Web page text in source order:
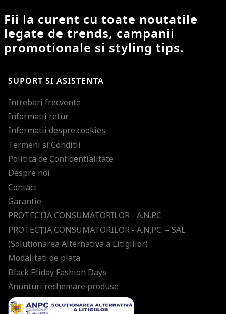
Fii la curent cu toate noutatile
legate de trends, campanii
promotionale si styling tips.
SUPORT SI ASISTENTA
Intrebari frecvente
Informatii retur
Informatii despre cookies
Termeni si Conditii
Politica de Confidentialitate
Despre noi
Contact
Garantie
PROTECŢIA CONSUMATORILOR - A.N.P.C.
PROTECŢIA CONSUMATORILOR - A.N.P.C. – SAL
(Solutionarea Alternativa a Litigiilor)
Modalitati de plata
Black Friday Fashion Days
Anunturi rechemare produse